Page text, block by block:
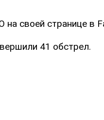
своей странице в
41 обстрел.